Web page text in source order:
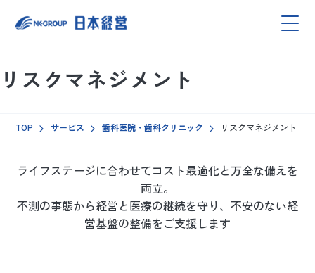
リスクマネジメント
TOP サービス 歯科医院・歯科クリニック リスクマネジメント
ライフステージに合わせてコスト最適化と万全な備えを
両立。
不測の事態から経営と医療の継続を守り、不安のない経
営基盤の整備をご支援します